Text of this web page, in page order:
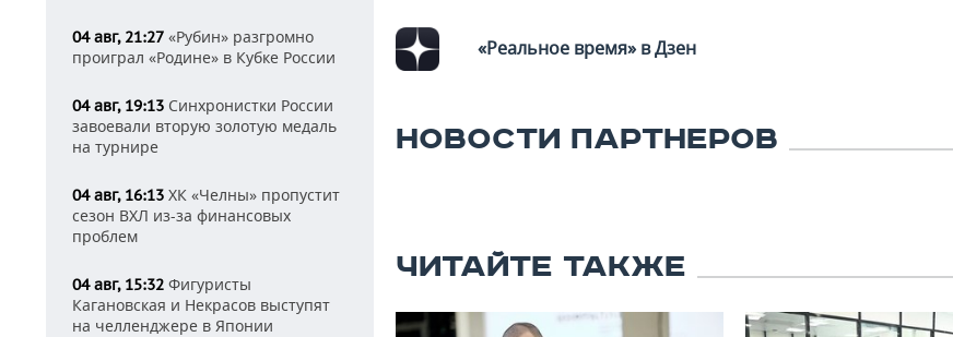
04 авг, 21:27 «Рубин» разгромно
проиграл «Родине» в Кубке России
04 авг, 19:13 Синхронистки России
завоевали вторую золотую медаль
на турнире
04 авг, 16:13 ХК «Челны» пропустит
сезон ВХЛ из-за финансовых
проблем
04 авг, 15:32 Фигуристы
Кагановская и Некрасов выступят
на челленджере в Японии
«Реальное время» в Дзен
НОВОСТИ ПАРТНЕРОВ
ЧИТАЙТЕ ТАКЖЕ